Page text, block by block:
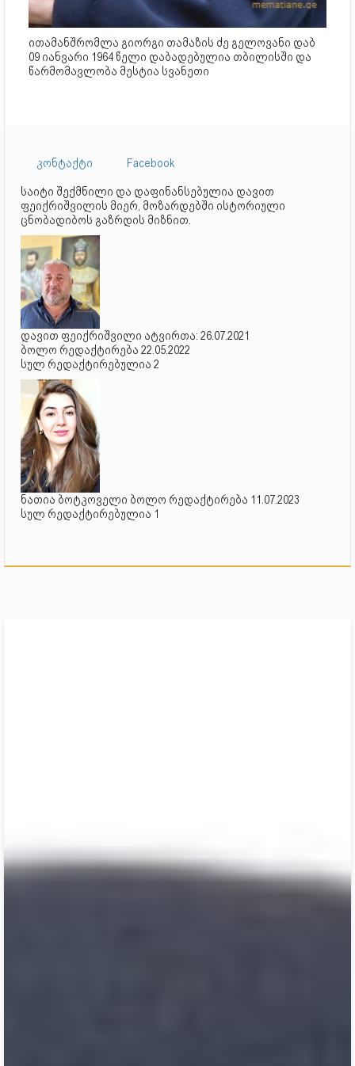
ითამანშრომლა გიორგი თამაზის ძე გელოვანი დაბ
09 იანვარი 1964 წელი დაბადებულია თბილისში და
წარმომავლობა მესტია სვანეთი
კონტაქტი
Facebook
საიტი შექმნილი და დაფინანსებულია დავით
ფეიქრიშვილის მიერ, მოზარდებში ისტორიული
ცნობადიბოს გაზრდის მიზნით.
დავით ფეიქრიშვილი ატვირთა: 26.07.2021
ბოლო რედაქტირება 22.05.2022
სულ რედაქტირებულია 2
ნათია ბოტკოველი ბოლო რედაქტირება 11.07.2023
სულ რედაქტირებულია 1